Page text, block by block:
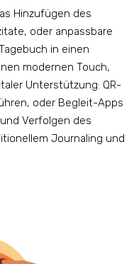
Hinzufügen des
oder anpassbare
in einen
modernen Touch,
Unterstützung: QR-
oder Begleit-Apps
Verfolgen des
Journaling und